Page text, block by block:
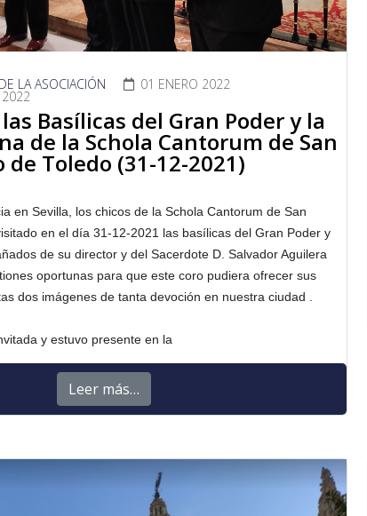
LA ASOCIACIÓN 01 ENERO 2022
Basílicas del Gran Poder y la
de la Schola Cantorum de San
de Toledo (31-12-2021)
en Sevilla, los chicos de la Schola Cantorum de San
en el día 31-12-2021 las basílicas del Gran Poder y
de su director y del Sacerdote D. Salvador Aguilera
oportunas para que este coro pudiera ofrecer sus
dos imágenes de tanta devoción en nuestra ciudad .
y estuvo presente en la
Leer más…